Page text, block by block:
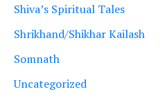
Shiva’s Spiritual Tales
Shrikhand/Shikhar Kailash
Somnath
Uncategorized